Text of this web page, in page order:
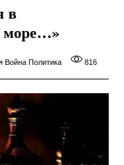
в
море…»
Война Политика 816